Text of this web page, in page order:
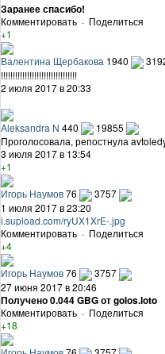
Заранее спасибо!
Комментировать · Поделиться
+1
Валентина Щербакова 1940
!!!!!!!!!!!!!!!!!!!!!!!!!!!!!!!!
2 июля 2017 в 20:33
Aleksandra N 440
19855
Проголосовала, репостнула
3 июля 2017 в 13:54
+1
Игорь Наумов76
3757
1 июля 2017 в 23:20
i.supload.com/ryUX1XrE-.jpg
Комментировать · Поделиться
+4
Игорь Наумов76
3757
27 июня 2017 в 20:46
Получено 0.044 GBG от golos.loto
Комментировать · Поделиться
+18